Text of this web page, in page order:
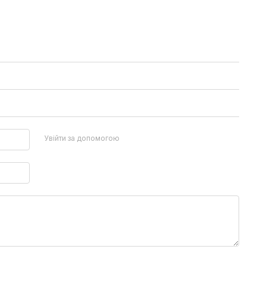
Увійти за допомогою